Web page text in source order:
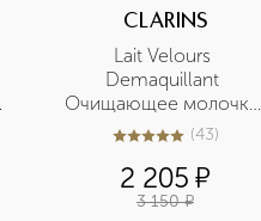
CLARINS
Lait Velours
Demaquillant
Очищающее молочко
для любого типа кожи
5из 543 (43)
2 205 ¤
3 150 ¤